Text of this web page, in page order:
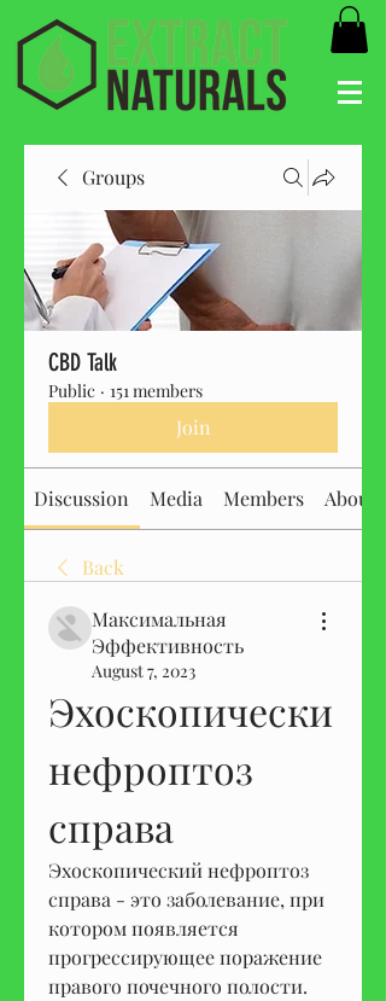
Groups
CBD Talk
Public · 151 members
Join
Discussion Media Members About
Back
Максимальная
Эффективность
August 7, 2023
Эхоскопически
нефроптоз
справа
Эхоскопический нефроптоз
справа - это заболевание, при
котором появляется
прогрессирующее поражение
правого почечного полости.